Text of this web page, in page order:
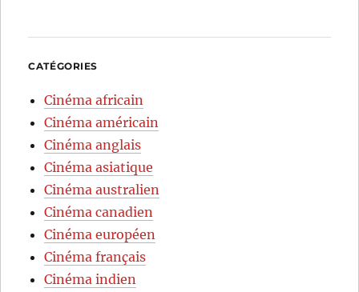
CATÉGORIES
Cinéma africain
Cinéma américain
Cinéma anglais
Cinéma asiatique
Cinéma australien
Cinéma canadien
Cinéma européen
Cinéma français
Cinéma indien